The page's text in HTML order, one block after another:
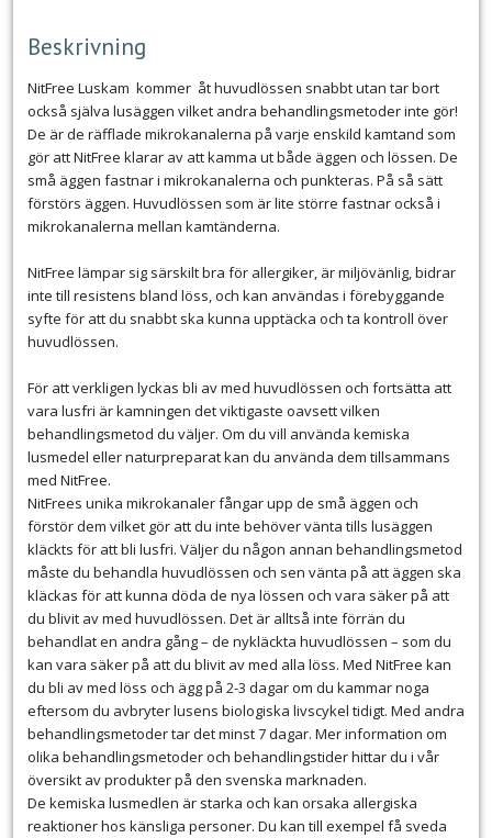
Beskrivning
NitFree Luskam kommer åt huvudlössen snabbt utan tar bort
också själva lusäggen vilket andra behandlingsmetoder inte gör!
De är de räfflade mikrokanalerna på varje enskild kamtand som
gör att NitFree klarar av att kamma ut både äggen och lössen. De
små äggen fastnar i mikrokanalerna och punkteras. På så sätt
förstörs äggen. Huvudlössen som är lite större fastnar också i
mikrokanalerna mellan kamtänderna.
NitFree lämpar sig särskilt bra för allergiker, är miljövänlig, bidrar
inte till resistens bland löss, och kan användas i förebyggande
syfte för att du snabbt ska kunna upptäcka och ta kontroll över
huvudlössen.
För att verkligen lyckas bli av med huvudlössen och fortsätta att
vara lusfri är kamningen det viktigaste oavsett vilken
behandlingsmetod du väljer. Om du vill använda kemiska
lusmedel eller naturpreparat kan du använda dem tillsammans
med NitFree.
NitFrees unika mikrokanaler fångar upp de små äggen och
förstör dem vilket gör att du inte behöver vänta tills lusäggen
kläckts för att bli lusfri. Väljer du någon annan behandlingsmetod
måste du behandla huvudlössen och sen vänta på att äggen ska
kläckas för att kunna döda de nya lössen och vara säker på att
du blivit av med huvudlössen. Det är alltså inte förrän du
behandlat en andra gång – de nykläckta huvudlössen – som du
kan vara säker på att du blivit av med alla löss. Med NitFree kan
du bli av med löss och ägg på 2-3 dagar om du kammar noga
eftersom du avbryter lusens biologiska livscykel tidigt. Med andra
behandlingsmetoder tar det minst 7 dagar. Mer information om
olika behandlingsmetoder och behandlingstider hittar du i vår
översikt av produkter på den svenska marknaden.
De kemiska lusmedlen är starka och kan orsaka allergiska
reaktioner hos känsliga personer. Du kan till exempel få sveda